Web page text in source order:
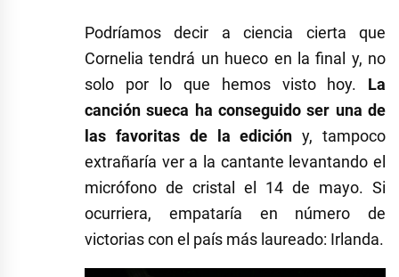
Podríamos decir a ciencia cierta que
Cornelia tendrá un hueco en la final y, no
solo por lo que hemos visto hoy. La
canción sueca ha conseguido ser una de
las favoritas de la edición y, tampoco
extrañaría ver a la cantante levantando el
micrófono de cristal el 14 de mayo. Si
ocurriera, empataría en número de
victorias con el país más laureado: Irlanda.